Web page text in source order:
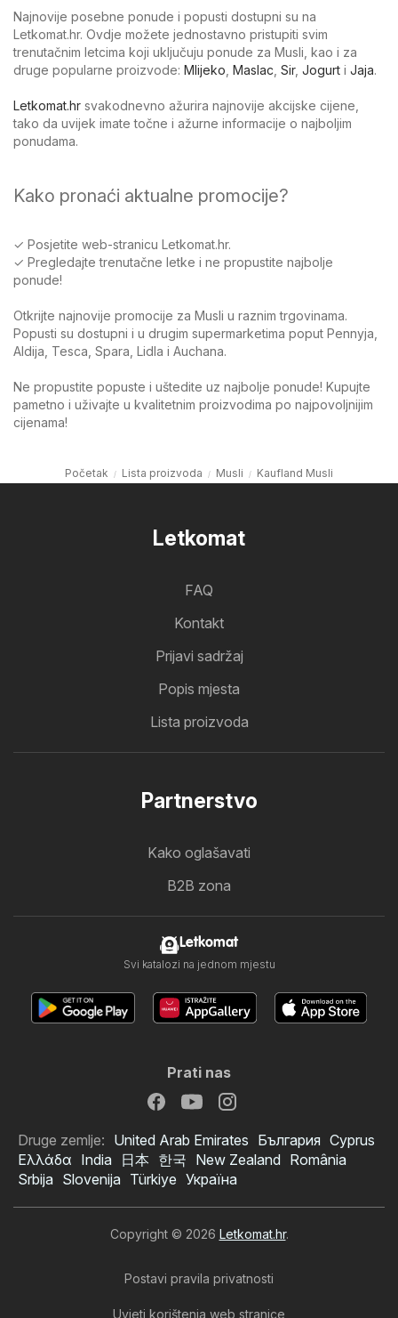
Najnovije posebne ponude i popusti dostupni su na
Letkomat.hr. Ovdje možete jednostavno pristupiti svim
trenutačnim letcima koji uključuju ponude za Musli, kao i za
druge popularne proizvode: Mlijeko Maslac Sir, Jogurt i Jaja.
Letkomat.hr svakodnevno ažurira najnovije akcijske cijene,
tako da uvijek imate točne i ažurne informacije o najboljim
ponudama.
Kako pronaći aktualne promocije?
✓ Posjetite web-stranicu Letkomat.hr.
✓ Pregledajte trenutačne letke i ne propustite najbolje
ponude!
Otkrijte najnovije promocije za Musli u raznim trgovinama.
Popusti su dostupni i u drugim supermarketima poput Pennyja,
Aldija, Tesca, Spara, Lidla i Auchana.
Ne propustite popuste i uštedite uz najbolje ponude! Kupujte
pametno i uživajte u kvalitetnim proizvodima po najpovoljnijim
cijenama!
Početak Lista proizvoda Musli Kaufland Musli
Letkomat
FAQ
Kontakt
Prijavi sadržaj
Popis mjesta
Lista proizvoda
Partnerstvo
Kako oglašavati
B2B zona
Letkomat
Svi katalozi na jednom mjestu
Prati nas
Druge zemlje: United Arab Emirates България Cyprus
Ελλάδα India 日本 한국 New Zealand România
Srbija Slovenija Türkiye Україна
Copyright © 2026 Letkomat.hr.
Postavi pravila privatnosti
Uvjeti korištenja web stranice